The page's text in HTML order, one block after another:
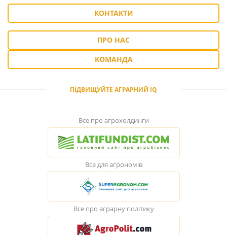
КОНТАКТИ
ПРО НАС
КОМАНДА
ПІДВИЩУЙТЕ АГРАРНИЙ IQ
Все про агрохолдинги
Все для агрономів
Все про аграрну політику